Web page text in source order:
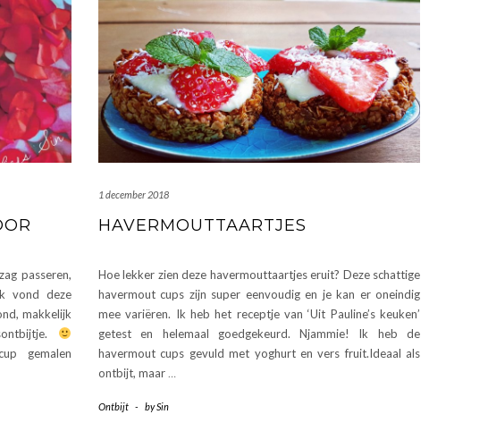
passeren,
vond deze
makkelijk
gemalen
1 december 2018
HAVERMOUTTAARTJES
Hoe lekker zien deze havermouttaartjes eruit? Deze schattige
havermout cups zijn super eenvoudig en je kan er oneindig
mee variëren. Ik heb het receptje van ‘Uit Pauline’s keuken’
getest en helemaal goedgekeurd. Njammie! Ik heb de
havermout cups gevuld met yoghurt en vers fruit.Ideaal als
ontbijt, maar …
Ontbijt - bySin